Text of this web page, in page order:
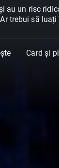
au un risc
trebui să
Card și